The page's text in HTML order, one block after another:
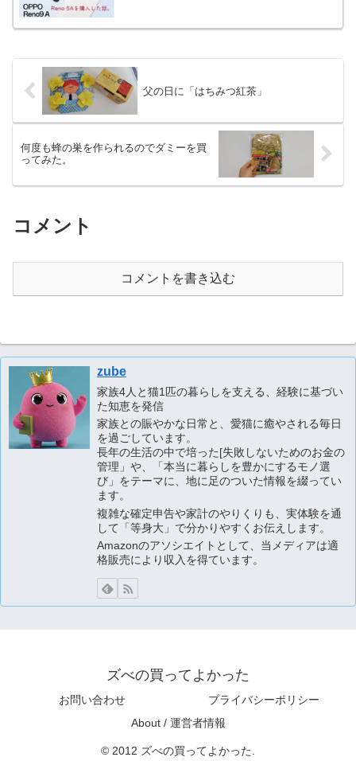
父の日に「はちみつ紅茶」
何度も蜂の巣を作られるのでダミーを買
ってみた。
コメント
コメントを書き込む
zube
家族4人と猫1匹の暮らしを支える、経験に基づい
た知恵を発信
家族との賑やかな日常と、愛猫に癒やされる毎日
を過ごしています。
長年の生活の中で培った[失敗しないためのお金の
管理」や、「本当に暮らしを豊かにするモノ選
び」をテーマに、地に足のついた情報を綴ってい
ます。
複雑な確定申告や家計のやりくりも、実体験を通
して「等身大」で分かりやすくお伝えします。
Amazonのアソシエイトとして、当メディアは適
格販売により収入を得ています。
ズべの買ってよかった
お問い合わせ
プライバシーポリシー
About / 運営者情報
© 2012 ズべの買ってよかった.